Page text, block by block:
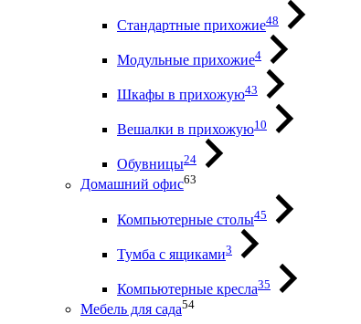
Стандартные прихожие48
Модульные прихожие4
Шкафы в прихожую43
Вешалки в прихожую10
Обувницы24
Домашний офис63
Компьютерные столы45
Тумба с ящиками3
Компьютерные кресла35
Мебель для сада54